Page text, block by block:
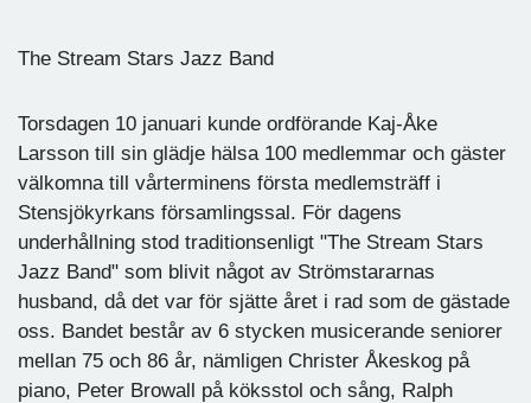
The Stream Stars Jazz Band
Torsdagen 10 januari kunde ordförande Kaj-Åke
Larsson till sin glädje hälsa 100 medlemmar och gäster
välkomna till vårterminens första medlemsträff i
Stensjökyrkans församlingssal. För dagens
underhållning stod traditionsenligt "The Stream Stars
Jazz Band" som blivit något av Strömstararnas
husband, då det var för sjätte året i rad som de gästade
oss. Bandet består av 6 stycken musicerande seniorer
mellan 75 och 86 år, nämligen Christer Åkeskog på
piano, Peter Browall på köksstol och sång, Ralph